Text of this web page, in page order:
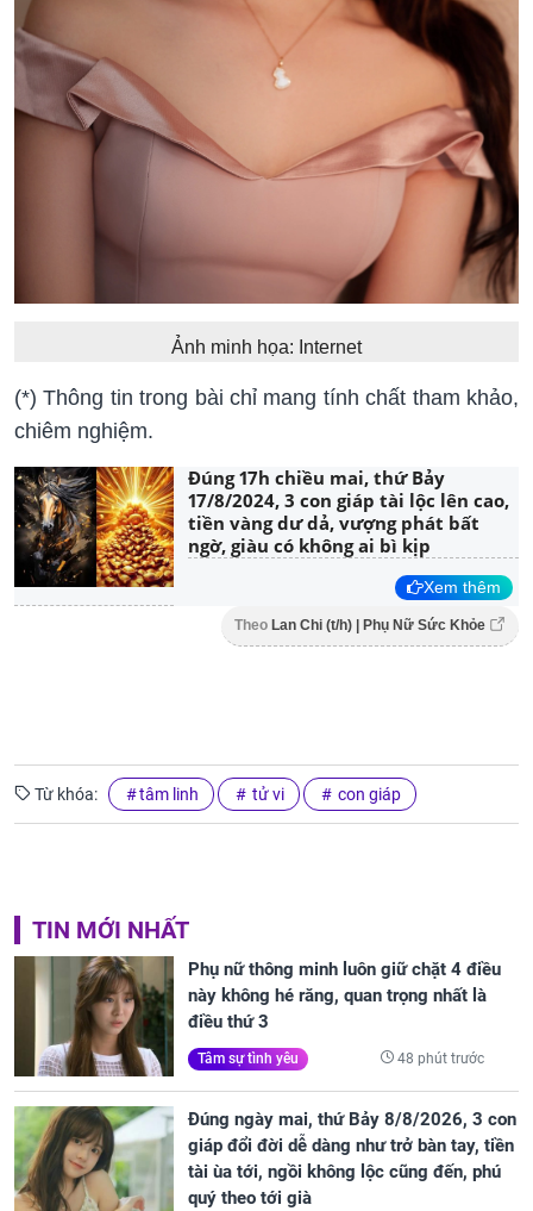
Ảnh minh họa: Internet
(*) Thông tin trong bài chỉ mang tính chất tham khảo,
chiêm nghiệm.
Đúng 17h chiều mai, thứ Bảy
17/8/2024, 3 con giáp tài lộc lên cao,
tiền vàng dư dả, vượng phát bất
ngờ, giàu có không ai bì kịp
Xem thêm
Theo Lan Chi (t/h) | Phụ Nữ Sức Khỏe
Từ khóa: tâm linh tử vi con giáp
TIN MỚI NHẤT
Phụ nữ thông minh luôn giữ chặt 4 điều
này không hé răng, quan trọng nhất là
điều thứ 3
Tâm sự tình yêu 48 phút trước
Đúng ngày mai, thứ Bảy 8/8/2026, 3 con
giáp đổi đời dễ dàng như trở bàn tay, tiền
tài ùa tới, ngồi không lộc cũng đến, phú
quý theo tới già